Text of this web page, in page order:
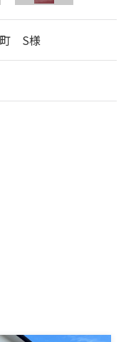
町 S様